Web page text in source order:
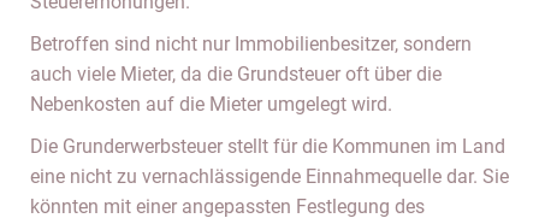
Betroffen sind nicht nur Immobilienbesitzer, sondern
auch viele Mieter, da die Grundsteuer oft über die
Nebenkosten auf die Mieter umgelegt wird.
Die Grunderwerbsteuer stellt für die Kommunen im Land
eine nicht zu vernachlässigende Einnahmequelle dar. Sie
könnten mit einer angepassten Festlegung des